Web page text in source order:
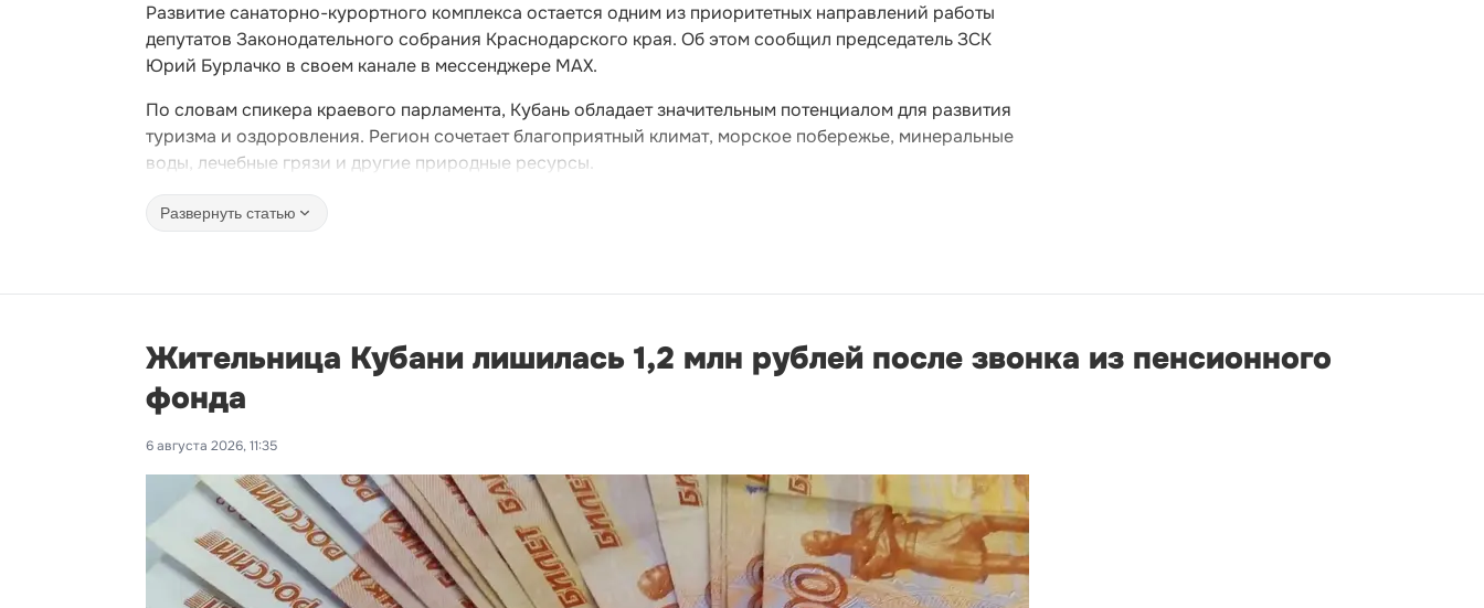
Развитие санаторно-курортного комплекса остается одним из приоритетных направлений работы
депутатов Законодательного собрания Краснодарского края. Об этом сообщил председатель ЗСК
Юрий Бурлачко в своем канале в мессенджере MAX.
По словам спикера краевого парламента, Кубань обладает значительным потенциалом для развития
туризма и оздоровления. Регион сочетает благоприятный климат, морское побережье, минеральные
воды, лечебные грязи и другие природные ресурсы.
Развернуть статью
Жительница Кубани лишилась 1,2 млн рублей после звонка из пенсионного
фонда
6 августа 2026, 11:35